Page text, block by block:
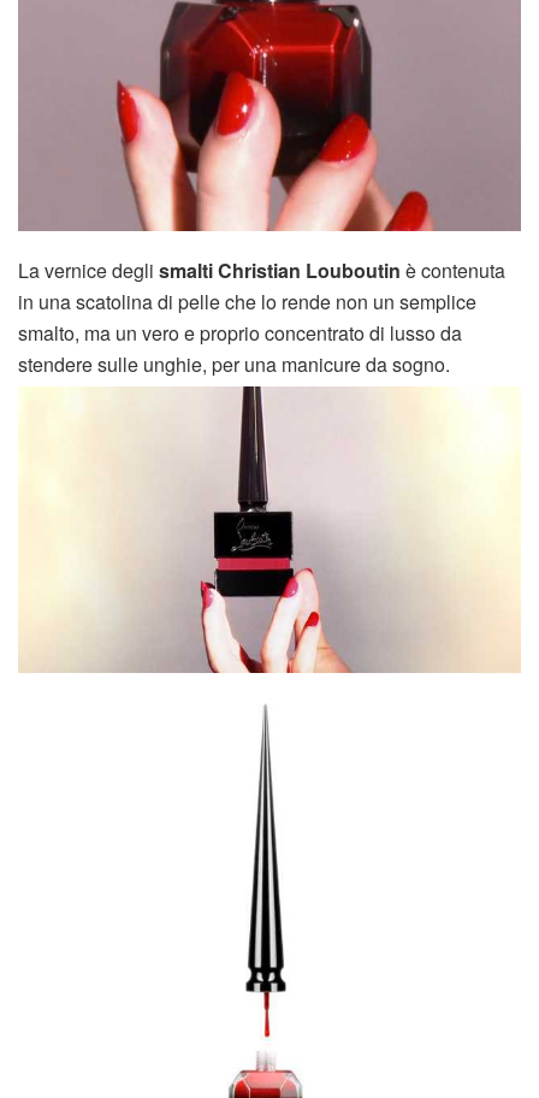
La vernice degli smalti Christian Louboutin è contenuta
in una scatolina di pelle che lo rende non un semplice
smalto, ma un vero e proprio concentrato di lusso da
stendere sulle unghie, per una manicure da sogno.